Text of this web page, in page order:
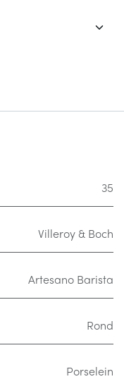
35
Villeroy & Boch
Artesano Barista
Rond
Porselein